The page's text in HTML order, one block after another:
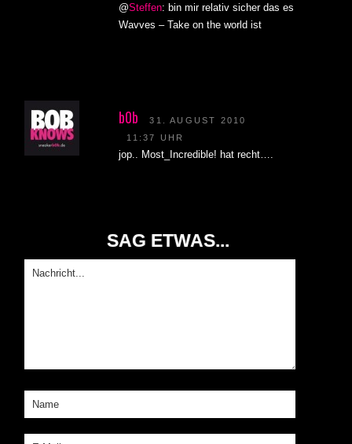
@Steffen: bin mir relativ sicher das es
Wavves – Take on the world ist
b0b
31. AUGUST 2010
11:37 UHR
jop.. Most_Incredible! hat recht….
SAG ETWAS...